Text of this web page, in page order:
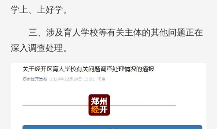
学上、上好学。
三、涉及育人学校等有关主体的其他问题正在
深入调查处理。